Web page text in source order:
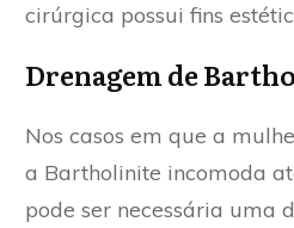
cirúrgica possui fins
Drenagem de
Nos casos em que a
a Bartholinite incomoda
pode ser necessária uma